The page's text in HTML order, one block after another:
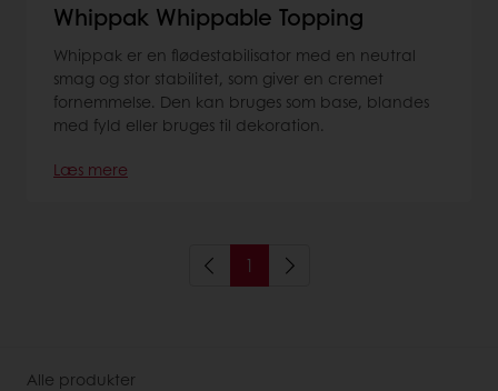
Whippak Whippable Topping
Whippak er en flødestabilisator med en neutral
smag og stor stabilitet, som giver en cremet
fornemmelse. Den kan bruges som base, blandes
med fyld eller bruges til dekoration.
Læs mere
1
Alle produkter